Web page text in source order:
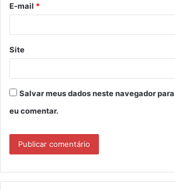
*
E-mail *
Site
Salvar meus dados neste navegador
eu comentar.